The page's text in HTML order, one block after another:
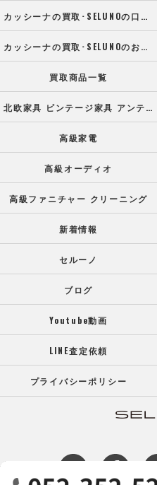
カッシーナの買取･SELUNOの口コミ情報
カッシーナの買取･SELUNOのお客様の声
買取商品一覧
北欧家具 ビンテージ家具 アンティーク家具
高級家電
高級オーディオ
高級ファニチャー クリーニング
新着情報
セルーノ
ブログ
Youtube動画
LINE査定依頼
プライバシーポリシー